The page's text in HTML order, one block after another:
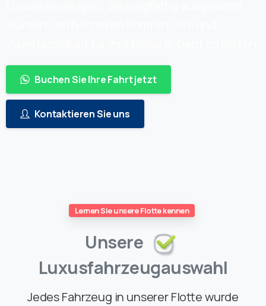
Buchen Sie Ihre Fahrt jetzt
Kontaktieren Sie uns
Lernen Sie unsere Flotte kennen
Unsere
Luxusfahrzeugauswahl
Jedes Fahrzeug in unserer Flotte wurde